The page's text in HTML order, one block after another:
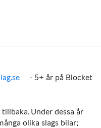
· 5+ år på Blocket
Under dessa år
olika slags bilar;